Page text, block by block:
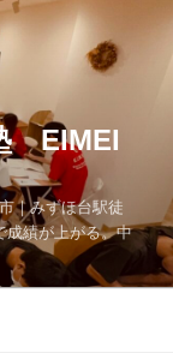
EIMEI
｜みずほ台駅徒
成績が上がる。中